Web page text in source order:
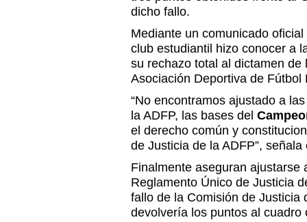
dicho fallo.
Mediante un comunicado
club estudiantil hizo conocer a
su rechazo total al dictamen
Asociación Deportiva de Fútbol
“No encontramos ajustado a
la ADFP, las bases del
el derecho común y
de Justicia de la ADFP”,
Finalmente aseguran ajustarse
Reglamento Único de Justicia
fallo de la Comisión de Justicia
devolvería los puntos al cuadro